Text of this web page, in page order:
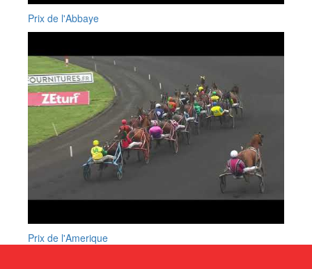
Prix de l'Abbaye
Prix de l'Amerique